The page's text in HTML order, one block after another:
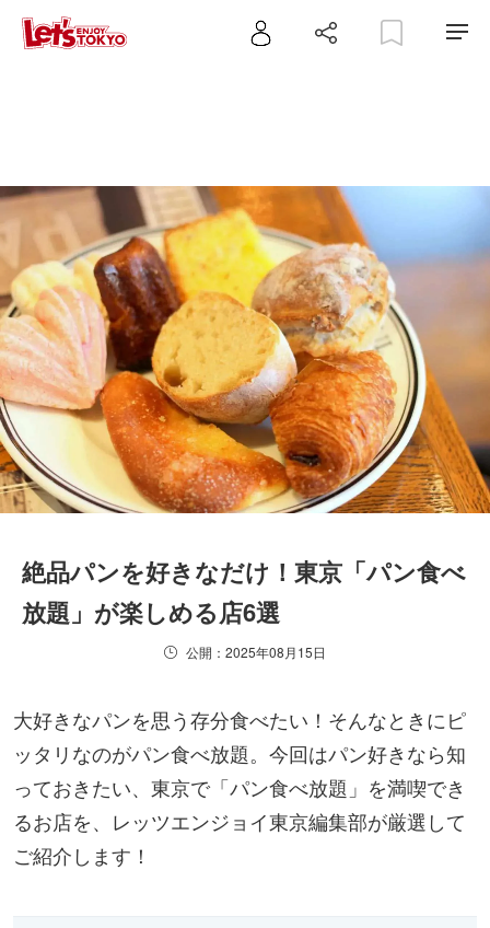
絶品パンを好きなだけ！東京「パン食べ
放題」が楽しめる店6選
公開：2025年08月15日
大好きなパンを思う存分食べたい！そんなときにピ
ッタリなのがパン食べ放題。今回はパン好きなら知
っておきたい、東京で「パン食べ放題」を満喫でき
るお店を、レッツエンジョイ東京編集部が厳選して
ご紹介します！